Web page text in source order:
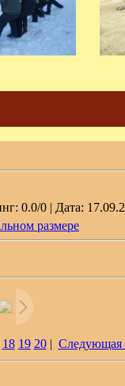
0.0/0 | Дата:
размере
18 19 20| Следующая